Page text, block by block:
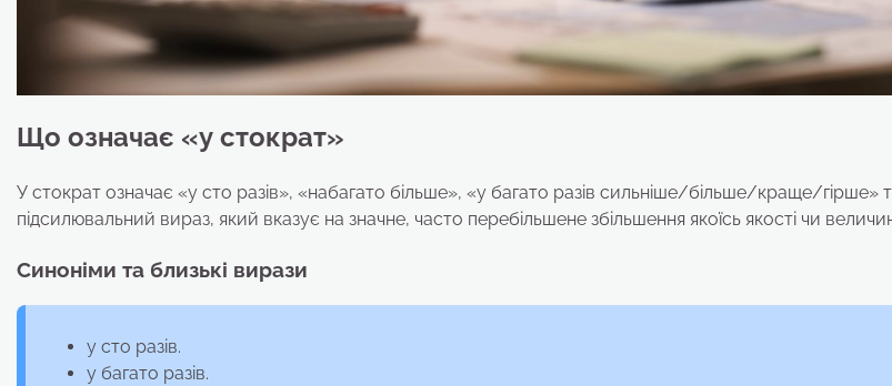
Що означає «у стократ»
У стократ означає «у сто разів», «набагато більше», «у багато разів сильніше/більше/краще/гірше»
підсилювальний вираз, який вказує на значне, часто перебільшене збільшення якоїсь якості чи
Синоніми та близькі вирази
у сто разів.
у багато разів.